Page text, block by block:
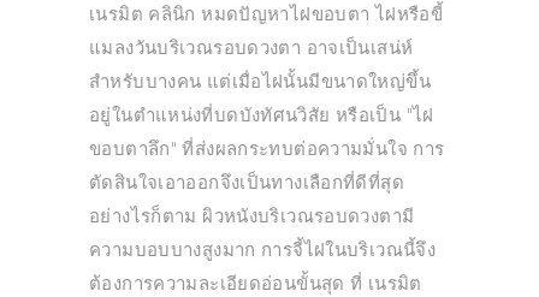
เนรมิต คลินิก หมดปัญหาไฝขอบตา ไฝหรือขี้
แมลงวันบริเวณรอบดวงตา อาจเป็นเสน่ห์
สำหรับบางคน แต่เมื่อไฝนั้นมีขนาดใหญ่ขึ้น
อยู่ในตำแหน่งที่บดบังทัศนวิสัย หรือเป็น "ไฝ
ขอบตาลึก" ที่ส่งผลกระทบต่อความมั่นใจ การ
ตัดสินใจเอาออกจึงเป็นทางเลือกที่ดีที่สุด
อย่างไรก็ตาม ผิวหนังบริเวณรอบดวงตามี
ความบอบบางสูงมาก การจี้ไฝในบริเวณนี้จึง
ต้องการความละเอียดอ่อนขั้นสุด ที่ เนรมิต